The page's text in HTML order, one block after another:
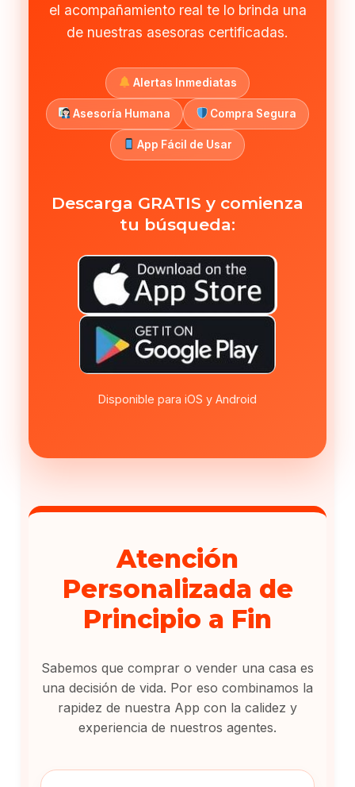
el acompañamiento real te lo brinda una
de nuestras asesoras certificadas.
Alertas Inmediatas
Asesoría Humana Compra Segura
App Fácil de Usar
Descarga GRATIS y comienza
tu búsqueda:
Disponible para iOS y Android
Atención
Personalizada de
Principio a Fin
Sabemos que comprar o vender una casa es
una decisión de vida. Por eso combinamos la
rapidez de nuestra App con la calidez y
experiencia de nuestros agentes.